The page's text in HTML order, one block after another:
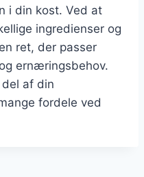
i din kost. Ved at
ingredienser og
ret, der passer
ernæringsbehov.
af din
fordele ved